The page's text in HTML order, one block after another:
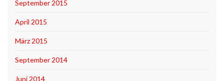
September 2015
April 2015
März 2015
September 2014
Juni 2014